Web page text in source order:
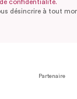
confidentialité.
désincrire à tout
Partenaire